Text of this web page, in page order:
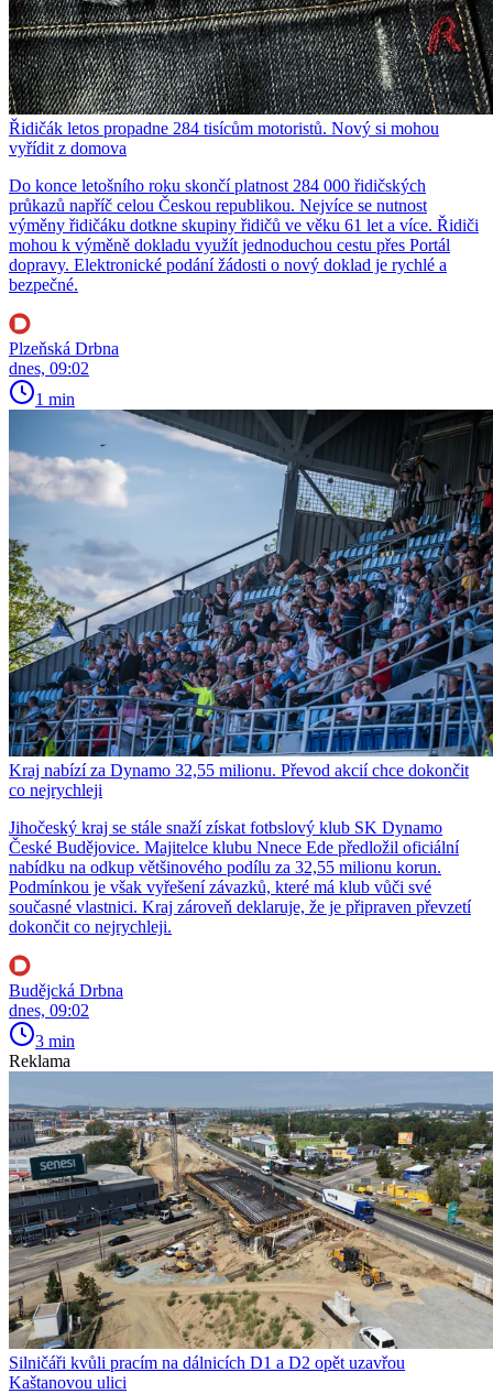
Řidičák letos propadne 284 tisícům motoristů. Nový si mohou
vyřídit z domova
Do konce letošního roku skončí platnost 284 000 řidičských
průkazů napříč celou Českou republikou. Nejvíce se nutnost
výměny řidičáku dotkne skupiny řidičů ve věku 61 let a více. Řidiči
mohou k výměně dokladu využít jednoduchou cestu přes Portál
dopravy. Elektronické podání žádosti o nový doklad je rychlé a
bezpečné.
Plzeňská Drbna
dnes, 09:02
1 min
Kraj nabízí za Dynamo 32,55 milionu. Převod akcií chce dokončit
co nejrychleji
Jihočeský kraj se stále snaží získat fotbslový klub SK Dynamo
České Budějovice. Majitelce klubu Nnece Ede předložil oficiální
nabídku na odkup většinového podílu za 32,55 milionu korun.
Podmínkou je však vyřešení závazků, které má klub vůči své
současné vlastnici. Kraj zároveň deklaruje, že je připraven převzetí
dokončit co nejrychleji.
Budějcká Drbna
dnes, 09:02
3 min
Reklama
Silničáři kvůli pracím na dálnicích D1 a D2 opět uzavřou
Kaštanovou ulici